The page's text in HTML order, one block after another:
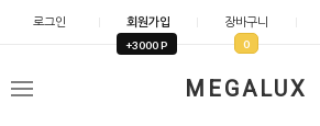
로그인 회원가입
+3000 P
장바구니
0
MEGALUX
메